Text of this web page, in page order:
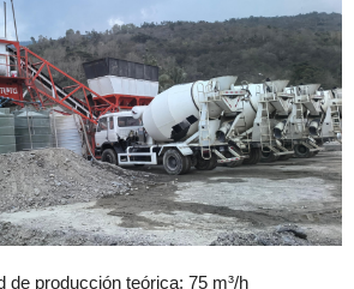
de producción teórica: 75 m³/h